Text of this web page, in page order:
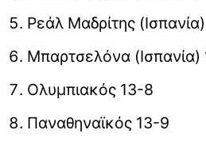
Ρεάλ Μαδρίτης
Μπαρτσελόνα (Ισπανία)
Ολυμπιακός 13-8
Παναθηναϊκός 13-9